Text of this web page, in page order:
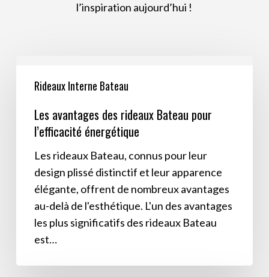
l’inspiration aujourd’hui !
avantages
rideaux
Bateau
énergétique
Rideaux Interne Bateau
Les avantages des rideaux Bateau pour
l’efficacité énergétique
Les rideaux Bateau, connus pour leur
design plissé distinctif et leur apparence
élégante, offrent de nombreux avantages
au-delà de l'esthétique. L'un des avantages
les plus significatifs des rideaux Bateau
est…